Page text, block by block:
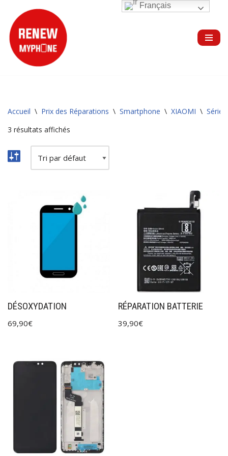
Aller
au
contenu
Accueil \ Prix des Réparations \ Smartphone \ XIAOMI \ Série
3 résultats affichés
DÉSOXYDATION
69,90€
RÉPARATION BATTERIE
39,90€
Français